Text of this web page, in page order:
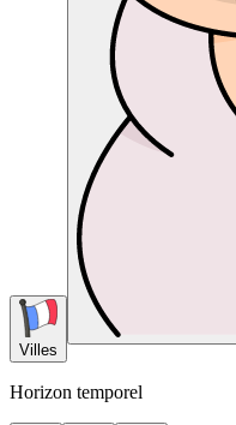
Villes
Horizon temporel